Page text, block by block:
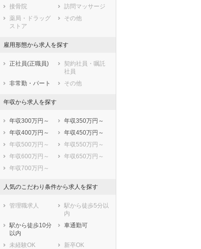
世の中の需要の高まりととも
に増加傾向の「介護施設」求
人をご紹介！
宮城郡松島町
宮城郡七ヶ浜町
宮城郡利府町
黒川郡大和町
加美郡色麻町
加美郡加美町
牡鹿郡女川町
本吉郡南三陸町
接骨院
訪問マッサージ
薬局・ドラッグ
ストア
その他
雇用形態から求人を探す
正社員(正職員)
契約社員・嘱託
社員
非常勤・パート
その他
年収から求人を探す
年収300万円～
年収350万円～
年収400万円～
年収450万円～
年収500万円～
年収550万円～
年収600万円～
年収650万円～
年収700万円～
人気のこだわり条件から求人を探す
管理職求人
駅から徒歩5分以
内
駅から徒歩10分
以内
車通勤可
未経験OK 新卒OK